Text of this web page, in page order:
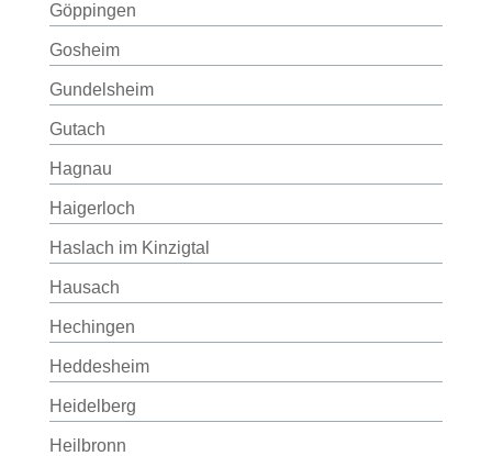
Göppingen
Gosheim
Gundelsheim
Gutach
Hagnau
Haigerloch
Haslach im Kinzigtal
Hausach
Hechingen
Heddesheim
Heidelberg
Heilbronn